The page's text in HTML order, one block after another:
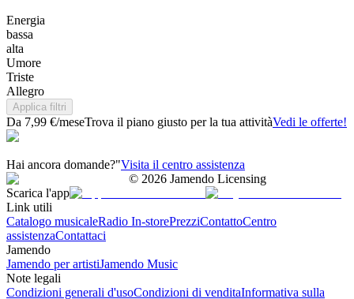
Energia
bassa
alta
Umore
Triste
Allegro
Applica filtri
Da 7,99 €/meseTrova il piano giusto per la tua attivitàVedi le offerte!
Hai ancora domande?"Visita il centro assistenza
© 2026 Jamendo Licensing
Scarica l'app
Link utili
Catalogo musicaleRadio In-storePrezziContattoCentro
assistenzaContattaci
Jamendo
Jamendo per artistiJamendo Music
Note legali
Condizioni generali d'usoCondizioni di venditaInformativa sulla